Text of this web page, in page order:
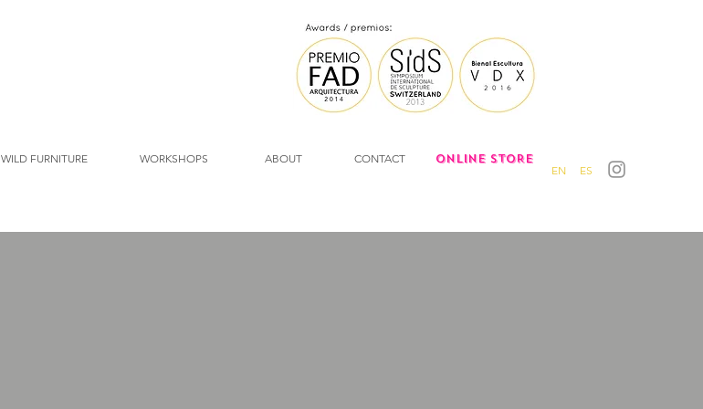
ONLINE STORE
EN ES
WILD FURNITURE WORKSHOPS ABOUT CONTACT